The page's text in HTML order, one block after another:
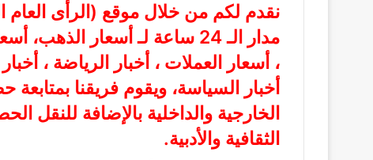
نقدم لكم من خلال موقع ( الرأى
مدار الـ 24 ساعة لـ أسعار
، أسعار العملات ، أخبار الرياضة ،
أخبار السياسة، ويقوم فريقنا
الخارجية والداخلية بالإضافة للنقل
الثقافية والأدبية.